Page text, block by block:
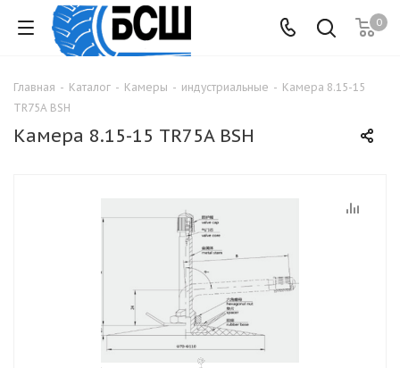
0
Главная - Каталог - Камеры - индустриальные - Камера 8.15-15
TR75A BSH
Камера 8.15-15 TR75A BSH